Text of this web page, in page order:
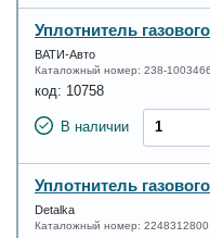
Уплотнитель
ВАТИ-Авто
Каталожный номер: 238-1003466
код: 10758
В наличии
Уплотнитель
Detalka
Каталожный номер: 2248312800